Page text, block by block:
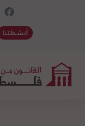
أنشطتنا